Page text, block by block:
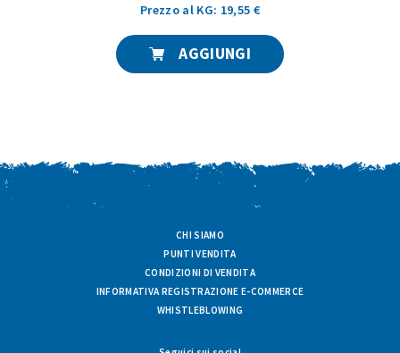
Prezzo al KG: 19,55 €
AGGIUNGI
CHI SIAMO
PUNTI VENDITA
CONDIZIONI DI VENDITA
INFORMATIVA REGISTRAZIONE E-COMMERCE
WHISTLEBLOWING